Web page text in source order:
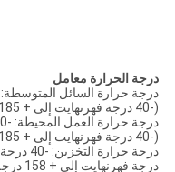
درجة الحرارة معامل
(-40 درجة فهرنهايت إلى + 185 درجة فهرنهايت)
(-40 درجة فهرنهايت إلى + 185 درجة فهرنهايت) الرطوبة ≤90٪